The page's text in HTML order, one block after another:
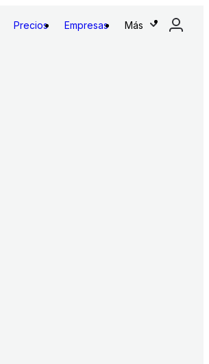
Precios Empresas Más